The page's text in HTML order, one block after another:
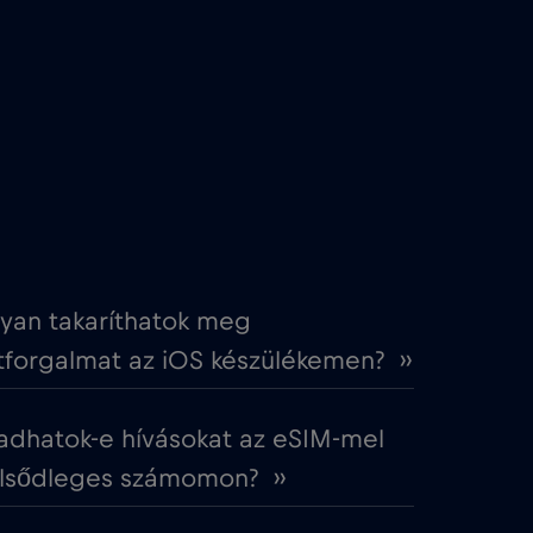
€4,-/GB
€2,-/GB
takaríthatok meg
az iOS készülékemen? ››
e hívásokat az eSIM-mel
számomon? ››